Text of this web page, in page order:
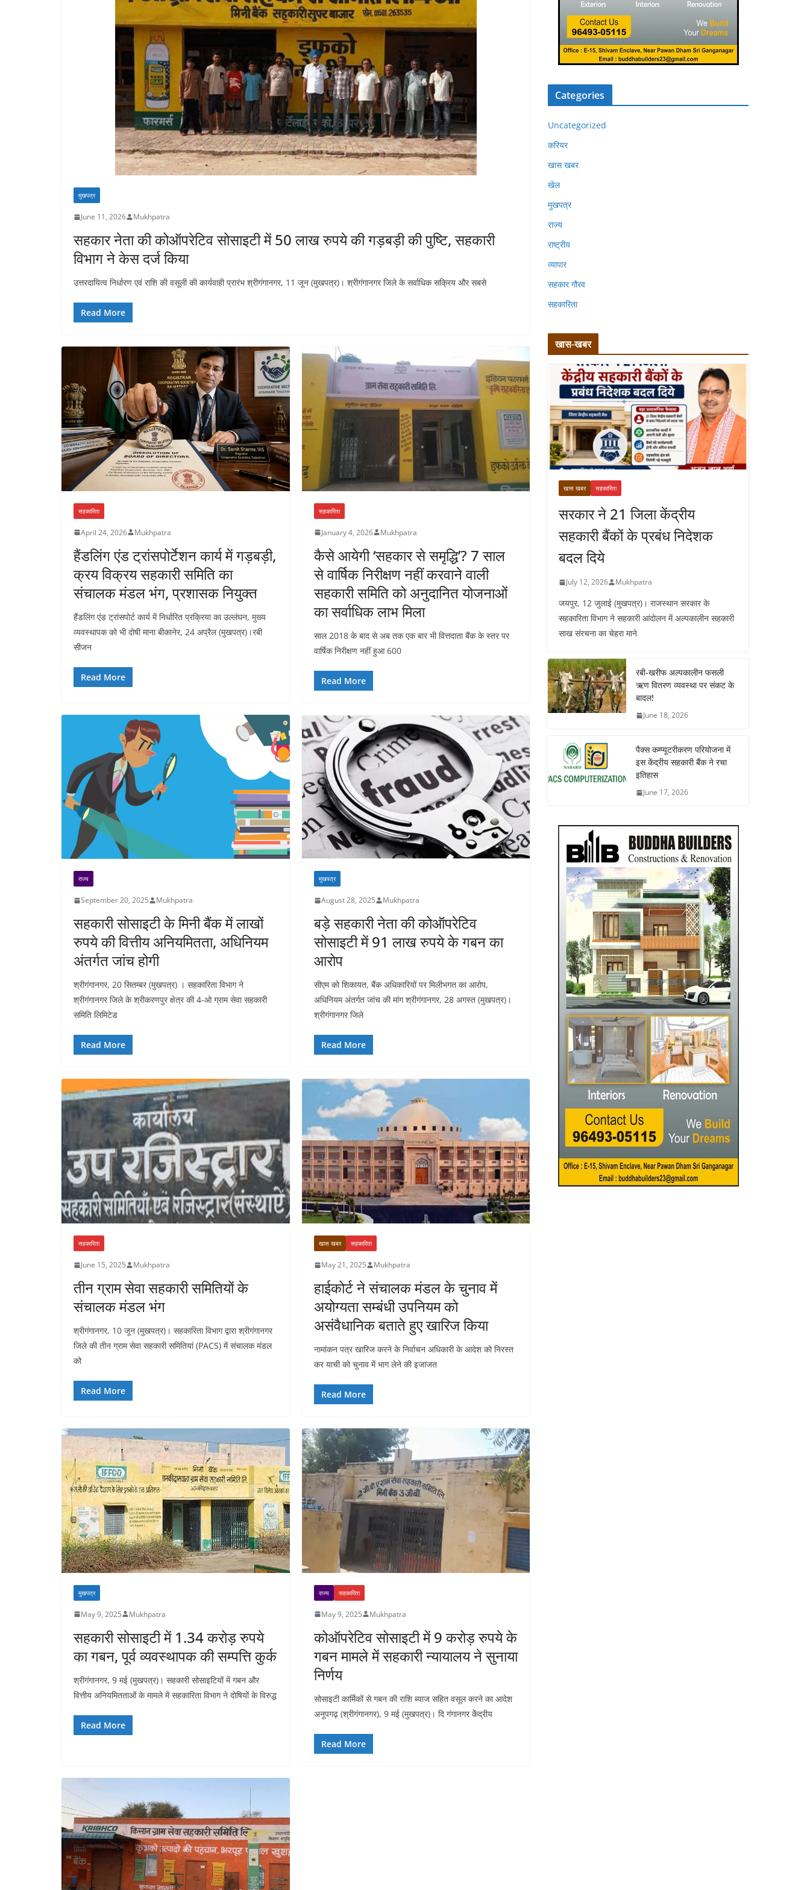
मुखपत्र
June 11, 2026 Mukhpatra
सहकार नेता की कोऑपरेटिव सोसाइटी में 50 लाख रुपये की गड़बड़ी की पुष्टि, सहकारी
विभाग ने केस दर्ज किया
उत्तरदायित्व निर्धारण एवं राशि की वसूली की कार्यवाही प्रारंभ श्रीगंगानगर, 11 जून (मुखपत्र)। श्रीगंगानगर जिले के सर्वाधिक सक्रिय और सबसे
Read More
सहकारिता
April 24, 2026 Mukhpatra
हैंडलिंग एंड ट्रांसपोर्टेशन कार्य में गड़बड़ी,
क्रय विक्रय सहकारी समिति का
संचालक मंडल भंग, प्रशासक नियुक्त
हैंडलिंग एंड ट्रांसपोर्ट कार्य में निर्धारित प्रक्रिया का उल्लंघन, मुख्य
व्यवस्थापक को भी दोषी माना बीकानेर, 24 अप्रैल (मुखपत्र)।रबी
सीजन
Read More
सहकारिता
January 4, 2026 Mukhpatra
कैसे आयेगी ‘सहकार से समृद्धि’? 7 साल
से वार्षिक निरीक्षण नहीं करवाने वाली
सहकारी समिति को अनुदानित योजनाओं
का सर्वाधिक लाभ मिला
साल 2018 के बाद से अब तक एक बार भी वित्तदाता बैंक के स्तर पर
वार्षिक निरीक्षण नहीं हुआ 600
Read More
राज्य
September 20, 2025 Mukhpatra
सहकारी सोसाइटी के मिनी बैंक में लाखों
रुपये की वित्तीय अनियमितता, अधिनियम
अंतर्गत जांच होगी
श्रीगंगानगर, 20 सितम्बर (मुखपत्र) । सहकारिता विभाग ने
श्रीगंगानगर जिले के श्रीकरणपुर क्षेत्र की 4-ओ ग्राम सेवा सहकारी
समिति लिमिटेड
Read More
मुखपत्र
August 28, 2025 Mukhpatra
बड़े सहकारी नेता की कोऑपरेटिव
सोसाइटी में 91 लाख रुपये के गबन का
आरोप
सीएम को शिकायत, बैंक अधिकारियों पर मिलीभगत का आरोप,
अधिनियम अंतर्गत जांच की मांग श्रीगंगानगर, 28 अगस्त (मुखपत्र)।
श्रीगंगानगर जिले
Read More
सहकारिता
June 15, 2025 Mukhpatra
तीन ग्राम सेवा सहकारी समितियों के
संचालक मंडल भंग
श्रीगंगानगर, 10 जून (मुखपत्र)। सहकारिता विभाग द्वारा श्रीगंगानगर
जिले की तीन ग्राम सेवा सहकारी समितियां (PACS) में संचालक मंडल
को
Read More
खास खबर सहकारिता
May 21, 2025 Mukhpatra
हाईकोर्ट ने संचालक मंडल के चुनाव में
अयोग्यता सम्बंधी उपनियम को
असंवैधानिक बताते हुए खारिज किया
नामांकन पत्र खारिज करने के निर्वाचन अधिकारी के आदेश को निरस्त
कर याची को चुनाव में भाग लेने की इजाजत
Read More
मुखपत्र
May 9, 2025 Mukhpatra
सहकारी सोसाइटी में 1.34 करोड़ रुपये
का गबन, पूर्व व्यवस्थापक की सम्पत्ति कुर्क
श्रीगंगानगर, 9 मई (मुखपत्र)। सहकारी सोसाइटियों में गबन और
वित्तीय अनियमितताओं के मामले में सहकारिता विभाग ने दोषियों के विरुद्ध
Read More
राज्य सहकारिता
May 9, 2025 Mukhpatra
कोऑपरेटिव सोसाइटी में 9 करोड़ रुपये के
गबन मामले में सहकारी न्यायालय ने सुनाया
निर्णय
सोसाइटी कार्मिकों से गबन की राशि ब्याज सहित वसूल करने का आदेश
अनूपगढ़ (श्रीगंगानगर), 9 मई (मुखपत्र)। दि गंगानगर केेंद्रीय
Read More
Categories
Uncategorized
करियर
खास खबर
खेल
मुखपत्र
राज्य
राष्ट्रीय
व्यापार
सहकार गौरव
सहकारिता
खास-खबर
खास खबर सहकारिता
सरकार ने 21 जिला केंद्रीय
सहकारी बैंकों के प्रबंध निदेशक
बदल दिये
July 12, 2026 Mukhpatra
जयपुर, 12 जुलाई (मुखपत्र)। राजस्थान सरकार के
सहकारिता विभाग ने सहकारी आंदोलन में अल्पकालीन सहकारी
साख संरचना का चेहरा माने
रबी-खरीफ अल्पकालीन फसली
ऋण वितरण व्यवस्था पर संकट के
बादल!
June 18, 2026
पैक्स कम्प्यूटरीकरण परियोजना में
इस केंद्रीय सहकारी बैंक ने रचा
इतिहास
June 17, 2026